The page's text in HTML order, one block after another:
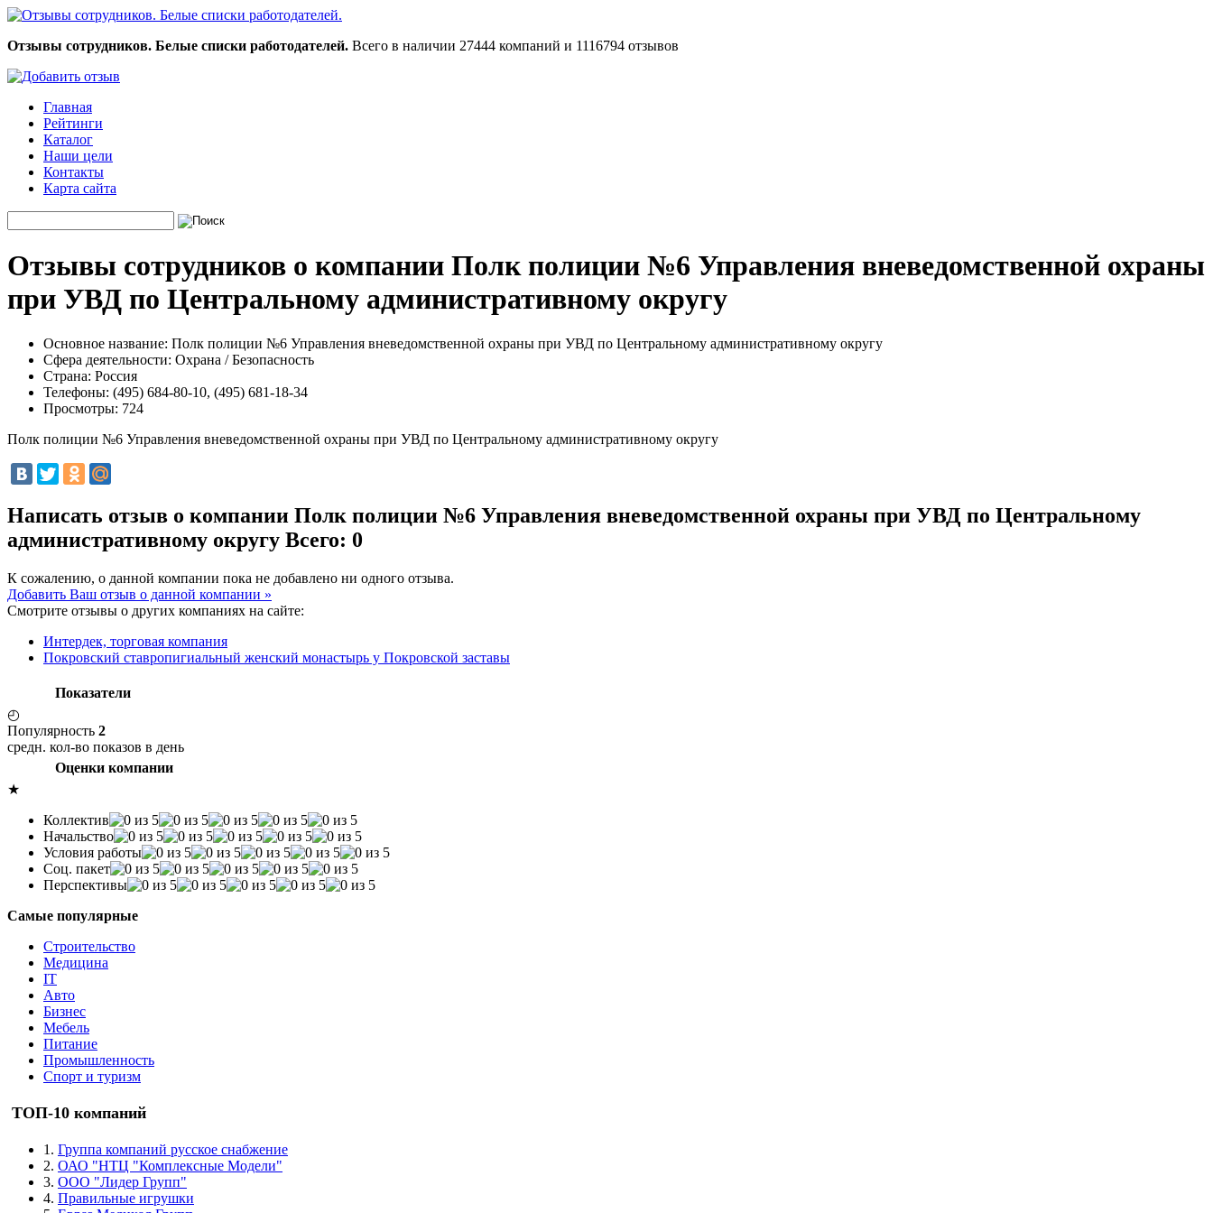
Отзывы сотрудников. Белые списки работодателей. Всего в наличии 27444 компаний и 1116794 отзывов
Главная
Рейтинги
Каталог
Наши цели
Контакты
Карта сайта
Отзывы сотрудников о компании Полк полиции №6 Управления вневедомственной охраны
при УВД по Центральному административному округу
Основное название: Полк полиции №6 Управления вневедомственной охраны при УВД по Центральному административному округу
Сфера деятельности: Охрана / Безопасность
Страна: Россия
Телефоны: (495) 684-80-10, (495) 681-18-34
Просмотры: 724
Полк полиции №6 Управления вневедомственной охраны при УВД по Центральному административному округу
Написать отзыв о компании Полк полиции №6 Управления вневедомственной охраны при УВД по Центральному
административному округу Всего: 0
К сожалению, о данной компании пока не добавлено ни одного отзыва.
Добавить Ваш отзыв о данной компании »
Смотрите отзывы о других компаниях на сайте:
Интердек, торговая компания
Покровский ставропигиальный женский монастырь у Покровской заставы
Показатели
◴
Популярность 2
средн. кол-во показов в день
Оценки компании
★
Коллектив
Начальство
Условия работы
Соц. пакет
Перспективы
Самые популярные
Строительство
Медицина
IT
Авто
Бизнес
Мебель
Питание
Промышленность
Спорт и туризм
ТОП-10 компаний
1. Группа компаний русское снабжение
2. ОАО "НТЦ "Комплексные Модели"
3. ООО "Лидер Групп"
4. Правильные игрушки